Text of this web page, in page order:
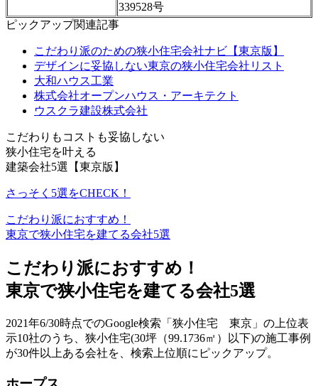
339528号
ピックアップ関連記事
こだわり派のための狭小住宅会社ナビ【東京版】
デザインに妥協しない東京の狭小住宅会社リスト
大和ハウス工業
株式会社オープンハウス・アーキテクト
ウスクラ建設株式会社
こだわりもコストも妥協しない
狭小住宅を叶える
建築会社5選【東京版】
さっそく5選をCHECK！
こだわり派におすすめ！
東京で狭小住宅を建てる会社5選
こだわり派におすすめ！
東京で狭小住宅を建てる会社5選
2021年6/30時点でのGoogle検索「狭小住宅 東京」の上位表
示10社のうち、狭小住宅(30坪（99.1736㎡）以下)の施工事例
が30件以上ある会社を、検索上位順にピックアップ。